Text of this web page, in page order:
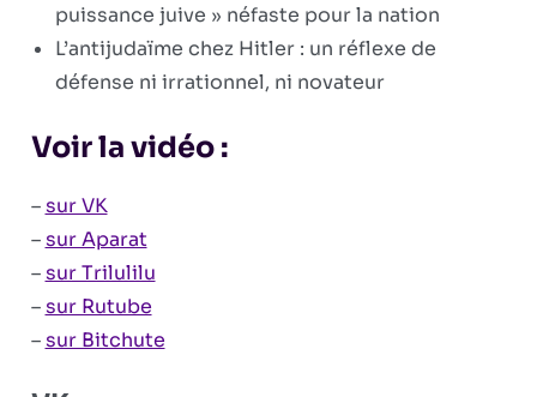
puissance juive » néfaste pour la nation
L’antijudaïme chez Hitler : un réflexe de
défense ni irrationnel, ni novateur
Voir la vidéo :
–sur VK
–sur Aparat
–sur Trilulilu
–sur Rutube
–sur Bitchute